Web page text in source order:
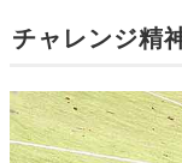
チャレンジ精